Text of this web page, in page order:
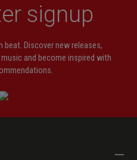
signup
beat. Discover new releases,
and become inspired with